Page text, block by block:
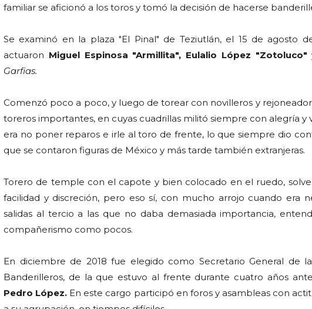
familiar se aficionó a los toros y tomó la decisión de hacerse
Se examinó en la plaza "El Pinal" de Teziutlán, el 15 de agosto
actuaron Miguel Espinosa "Armillita", Eulalio López "Zotoluco"
Garfias.
Comenzó poco a poco, y luego de torear con novilleros y
toreros importantes, en cuyas cuadrillas militó siempre con alegría y
era no poner reparos e irle al toro de frente, lo que siempre dio
que se contaron figuras de México y más tarde también extranjeras.
Torero de temple con el capote y bien colocado en el ruedo,
facilidad y discreción, pero eso sí, con mucho arrojo cuando era
salidas al tercio a las que no daba demasiada importancia,
compañerismo como pocos.
En diciembre de 2018 fue elegido como Secretario General de
Banderilleros, de la que estuvo al frente durante cuatro años
Pedro López. En este cargo participó en foros y asambleas con